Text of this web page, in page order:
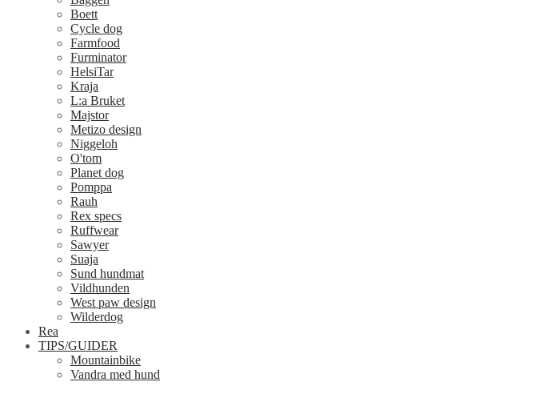
Boett
Cycle dog
Farmfood
Furminator
HelsiTar
Kraja
L:a Bruket
Majstor
Metizo design
Niggeloh
O'tom
Planet dog
Pomppa
Rauh
Rex specs
Ruffwear
Sawyer
Suaja
Sund hundmat
Vildhunden
West paw design
Wilderdog
Rea
TIPS/GUIDER
Mountainbike
Vandra med hund